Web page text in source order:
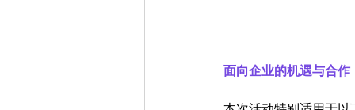
面向企业的机遇与合作